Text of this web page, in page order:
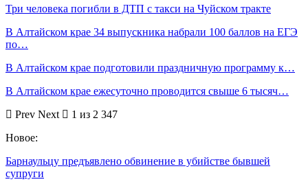
Три человека погибли в ДТП с такси на Чуйском тракте
В Алтайском крае 34 выпускника набрали 100 баллов на ЕГЭ
по…
В Алтайском крае подготовили праздничную программу к…
В Алтайском крае ежесуточно проводится свыше 6 тысяч…
Prev Next
1 из 2 347
Новое:
Барнаульцу предъявлено обвинение в убийстве бывшей
супруги